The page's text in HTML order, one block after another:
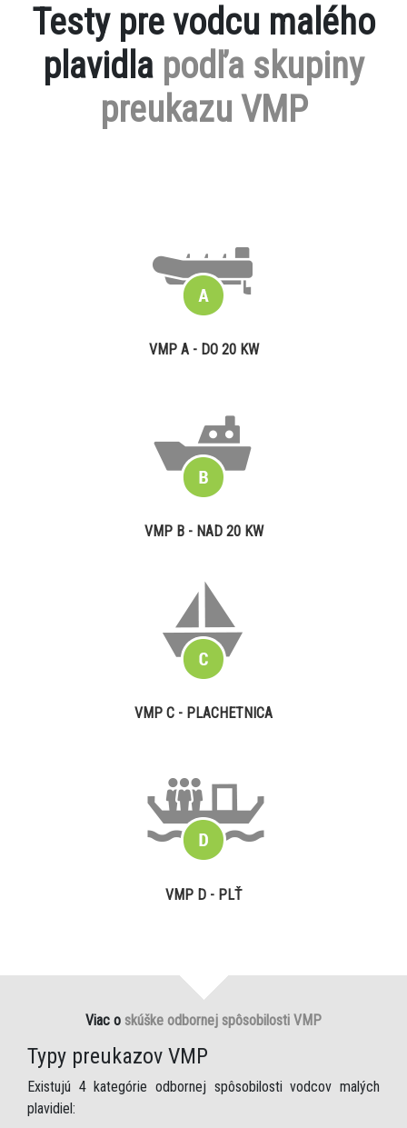
Testy pre vodcu malého
plavidla podľa skupiny
preukazu VMP
VMP A - DO 20 KW
VMP B - NAD 20 KW
VMP C - PLACHETNICA
VMP D - PLŤ
Viac o skúške odbornej spôsobilosti VMP
Typy preukazov VMP
Existujú 4 kategórie odbornej spôsobilosti vodcov malých
plavidiel: